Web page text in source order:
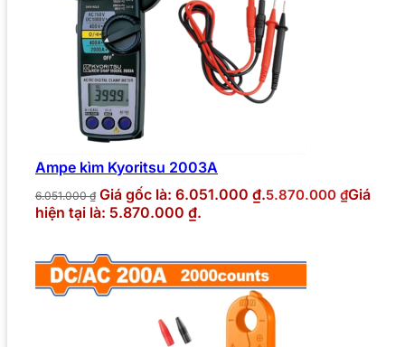
Ampe kìm Kyoritsu 2003A
6.051.000₫ Giá gốc là: 6.051.000 ₫.5.870.000 ₫Giá
hiện tại là: 5.870.000 ₫.